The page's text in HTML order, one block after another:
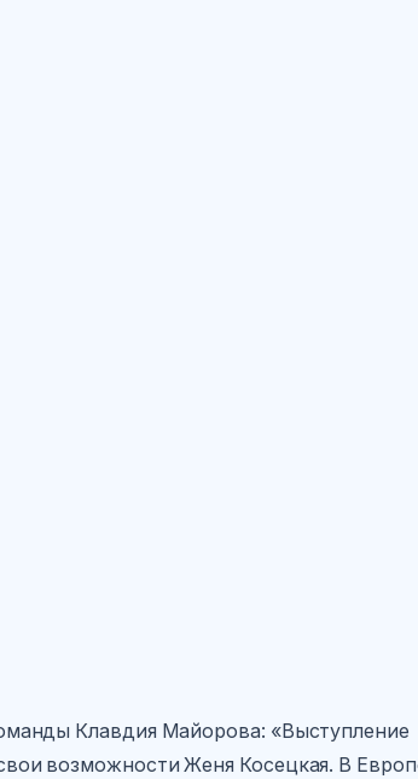
Клавдия Майорова: «Выступление
возможности Женя Косецкая. В